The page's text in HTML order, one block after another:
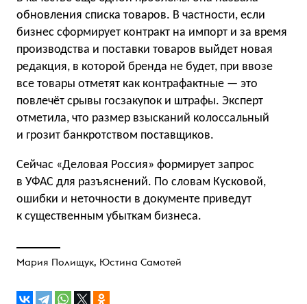
обновления списка товаров. В частности, если
бизнес сформирует контракт на импорт и за время
производства и поставки товаров выйдет новая
редакция, в которой бренда не будет, при ввозе
все товары отметят как контрафактные — это
повлечёт срывы госзакупок и штрафы. Эксперт
отметила, что размер взысканий колоссальный
и грозит банкротством поставщиков.
Сейчас «Деловая Россия» формирует запрос
в УФАС для разъяснений. По словам Кусковой,
ошибки и неточности в документе приведут
к существенным убыткам бизнеса.
Мария Полищук, Юстина Самотей